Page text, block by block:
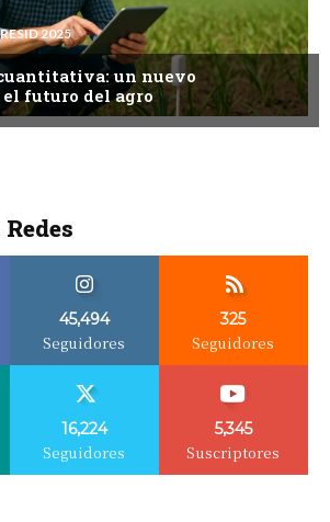
2025
un nuevo
el futuro del agro
45,494
Seguidores
325
Seguidores
16,224
Seguidores
5,345
Suscriptores